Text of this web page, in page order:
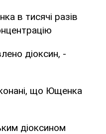
в тисячі разів
діоксин, -
що Ющенка
діоксином